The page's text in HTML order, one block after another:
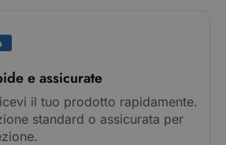
e assicurate
il tuo prodotto rapidamente.
standard o assicurata per